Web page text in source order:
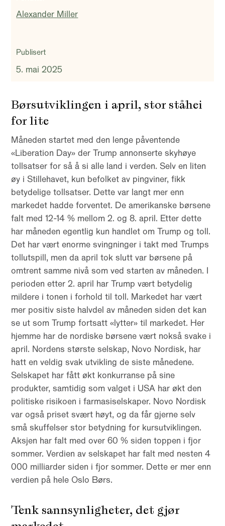
Alexander Miller
Publisert
5. mai 2025
Børsutviklingen i april, stor ståhei
for lite
Måneden startet med den lenge påventende
«Liberation Day» der Trump annonserte skyhøye
tollsatser for så å si alle land i verden. Selv en liten
øy i Stillehavet, kun befolket av pingviner, fikk
betydelige tollsatser. Dette var langt mer enn
markedet hadde forventet. De amerikanske børsene
falt med 12-14 % mellom 2. og 8. april. Etter dette
har måneden egentlig kun handlet om Trump og toll.
Det har vært enorme svingninger i takt med Trumps
tollutspill, men da april tok slutt var børsene på
omtrent samme nivå som ved starten av måneden. I
perioden etter 2. april har Trump vært betydelig
mildere i tonen i forhold til toll. Markedet har vært
mer positiv siste halvdel av måneden siden det kan
se ut som Trump fortsatt «lytter» til markedet. Her
hjemme har de nordiske børsene vært nokså svake i
april. Nordens største selskap, Novo Nordisk, har
hatt en veldig svak utvikling de siste månedene.
Selskapet har fått økt konkurranse på sine
produkter, samtidig som valget i USA har økt den
politiske risikoen i farmasiselskaper. Novo Nordisk
var også priset svært høyt, og da får gjerne selv
små skuffelser stor betydning for kursutviklingen.
Aksjen har falt med over 60 % siden toppen i fjor
sommer. Verdien av selskapet har falt med nesten 4
000 milliarder siden i fjor sommer. Dette er mer enn
verdien på hele Oslo Børs.
Tenk sannsynligheter, det gjør